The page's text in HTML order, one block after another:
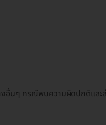
งอื่นๆ กรณีพบความผิดปกติและ